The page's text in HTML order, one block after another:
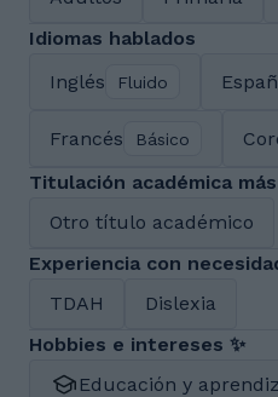
Idiomas hablados
Inglés
Fluido
Francés Básico
Titulación académica
Otro título académico
Experiencia con
TDAH
Dislexia
Hobbies e intereses ✨
Educación y